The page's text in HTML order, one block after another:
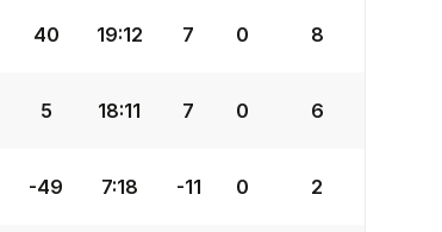
40 19:12 7 0 8
5 18:11 7 0 6
-49 7:18 -11 0 2